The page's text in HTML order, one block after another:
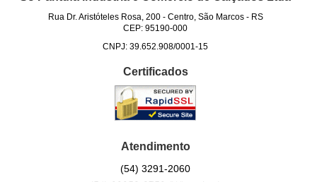
Rua Dr. Aristóteles Rosa, 200- Centro, São Marcos- RS
CEP: 95190-000
CNPJ: 39.652.908/0001-15
Certificados
Atendimento
(54) 3291-2060